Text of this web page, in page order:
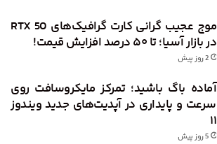
موج عجیب گرانی کارت گرافیک‌های RTX 50
در بازار آسیا؛ تا ۵۰ درصد افزایش قیمت!
2 روز پیش
آماده باگ باشید؛ تمرکز مایکروسافت روی
سرعت و پایداری در آپدیت‌های جدید ویندوز
۱۱
5 روز پیش